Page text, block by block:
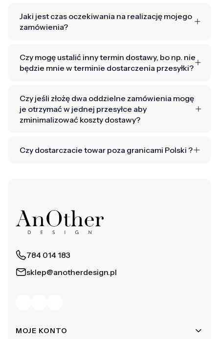
Jaki jest czas oczekiwania na realizację mojego
zamówienia?
Czy mogę ustalić inny termin dostawy, bo np. nie
będzie mnie w terminie dostarczenia przesyłki?
Czy jeśli złożę dwa oddzielne zamówienia mogę
je otrzymać w jednej przesyłce aby
zminimalizować koszty dostawy?
Czy dostarczacie towar poza granicami Polski ?
784 014 183
sklep@anotherdesign.pl
Linki w stopce
MOJE KONTO